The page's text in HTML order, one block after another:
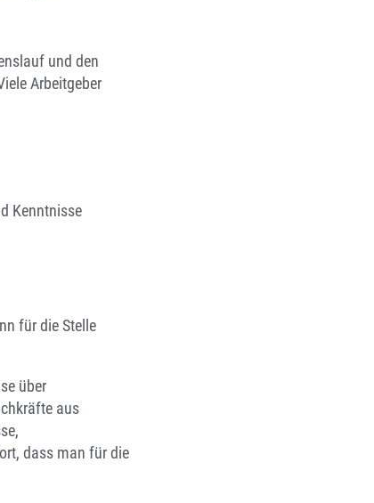
und den
Arbeitgeber
Kenntnisse
für die Stelle
über
aus
dass man für die